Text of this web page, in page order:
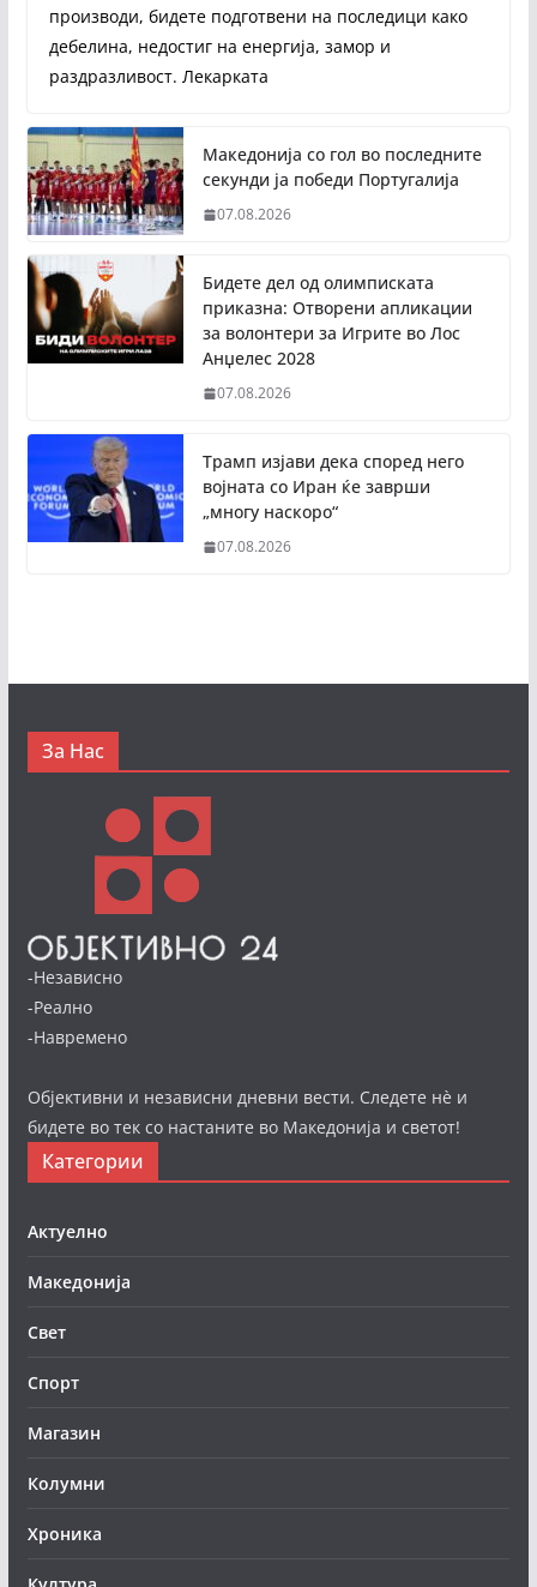
производи, бидете подготвени на последици како
дебелина, недостиг на енергија, замор и
раздразливост. Лекарката
Македонија со гол во последните
секунди ја победи Португалија
07.08.2026
Бидете дел од олимписката
приказна: Отворени апликации
за волонтери за Игрите во Лос
Анџелес 2028
07.08.2026
Трамп изјави дека според него
војната со Иран ќе заврши
„многу наскоро“
07.08.2026
За Нас
-Независно
-Реално
-Навремено
Објективни и независни дневни вести. Следете нè и
бидете во тек со настаните во Македонија и светот!
Категории
Актуелно
Македонија
Свет
Спорт
Магазин
Колумни
Хроника